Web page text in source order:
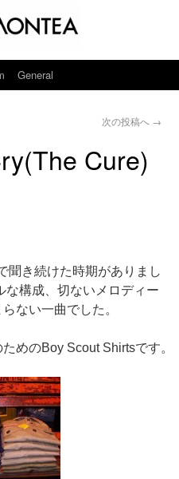
General
次の投稿へ →
Cure)
聞き続けた時期がありまし
な構成、切ないメロディー
ない一曲でした。
めのBoy Scout Shirtsです。